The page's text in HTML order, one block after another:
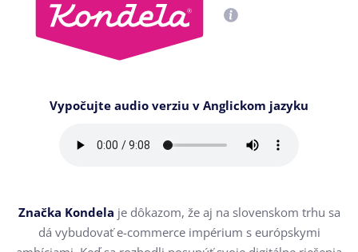
Vypočujte audio verziu v Anglickom jazyku
Značka Kondela je dôkazom, že aj na slovenskom trhu sa
dá vybudovať e-commerce impérium s európskymi